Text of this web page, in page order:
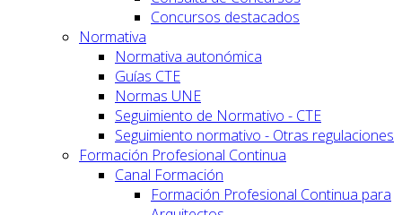
Concursos destacados
Normativa
Normativa autonómica
Guías CTE
Normas UNE
Seguimiento de Normativo - CTE
Seguimiento normativo - Otras regulaciones
Formación Profesional Continua
Canal Formación
Formación Profesional Continua para